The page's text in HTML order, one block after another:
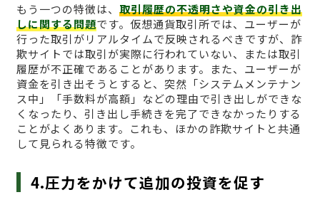
もう一つの特徴は、 取引履歴の不透明さや資金の引き出
しに関する問題です。仮想通貨取引所では、ユーザーが
行った取引がリアルタイムで反映されるべきですが、詐
欺サイトでは取引が実際に行われていない、または取引
履歴が不正確であることがあります。また、ユーザーが
資金を引き出そうとすると、突然「システムメンテナン
ス中」「手数料が高額」などの理由で引き出しができな
くなったり、引き出し手続きを完了できなかったりする
ことがよくあります。これも、ほかの詐欺サイトと共通
して見られる特徴です。
4.圧力をかけて追加の投資を促す